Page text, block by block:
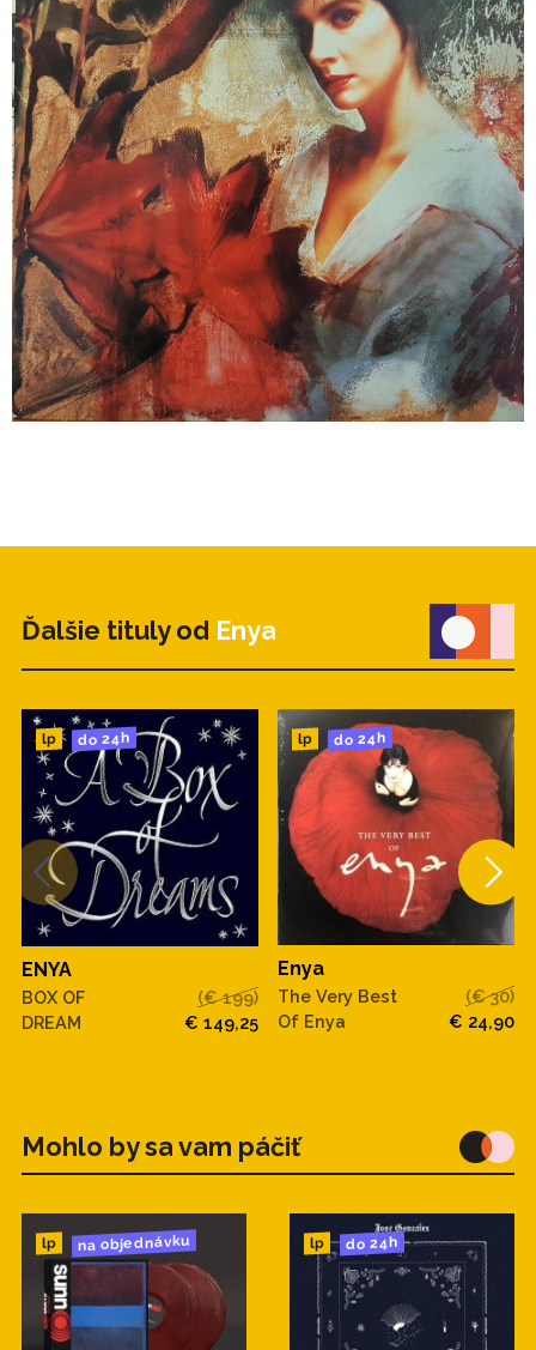
4. The Longships
5. Na Laetha Geal M'oige
Ďalšie tituly od Enya
lp do 24h
ENYA
BOX OF
DREAM
(€ 199)
€ 149,25
lp do 24h
Enya
The Very Best
Of Enya
(€ 30)
€ 24,90
Mohlo by sa vam páčiť
lp na objednávku lp do 24h